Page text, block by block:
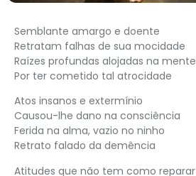
Semblante amargo e doente
Retratam falhas de sua mocidade
Raízes profundas alojadas na mente
Por ter cometido tal atrocidade
Atos insanos e extermínio
Causou-lhe dano na consciência
Ferida na alma, vazio no ninho
Retrato falado da demência
Atitudes que não tem como reparar